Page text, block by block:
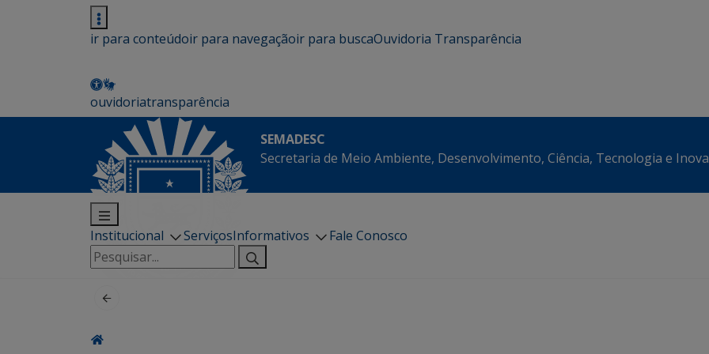
ir para conteúdoir para navegaçãoir para buscaOuvidoria Transparência
ouvidoriatransparência
SEMADESC
Secretaria de Meio Ambiente, Desenvolvimento, Ciência, Tecnologia e
Institucional ServiçosInformativos
Fale Conosco
Pesquisar
por: